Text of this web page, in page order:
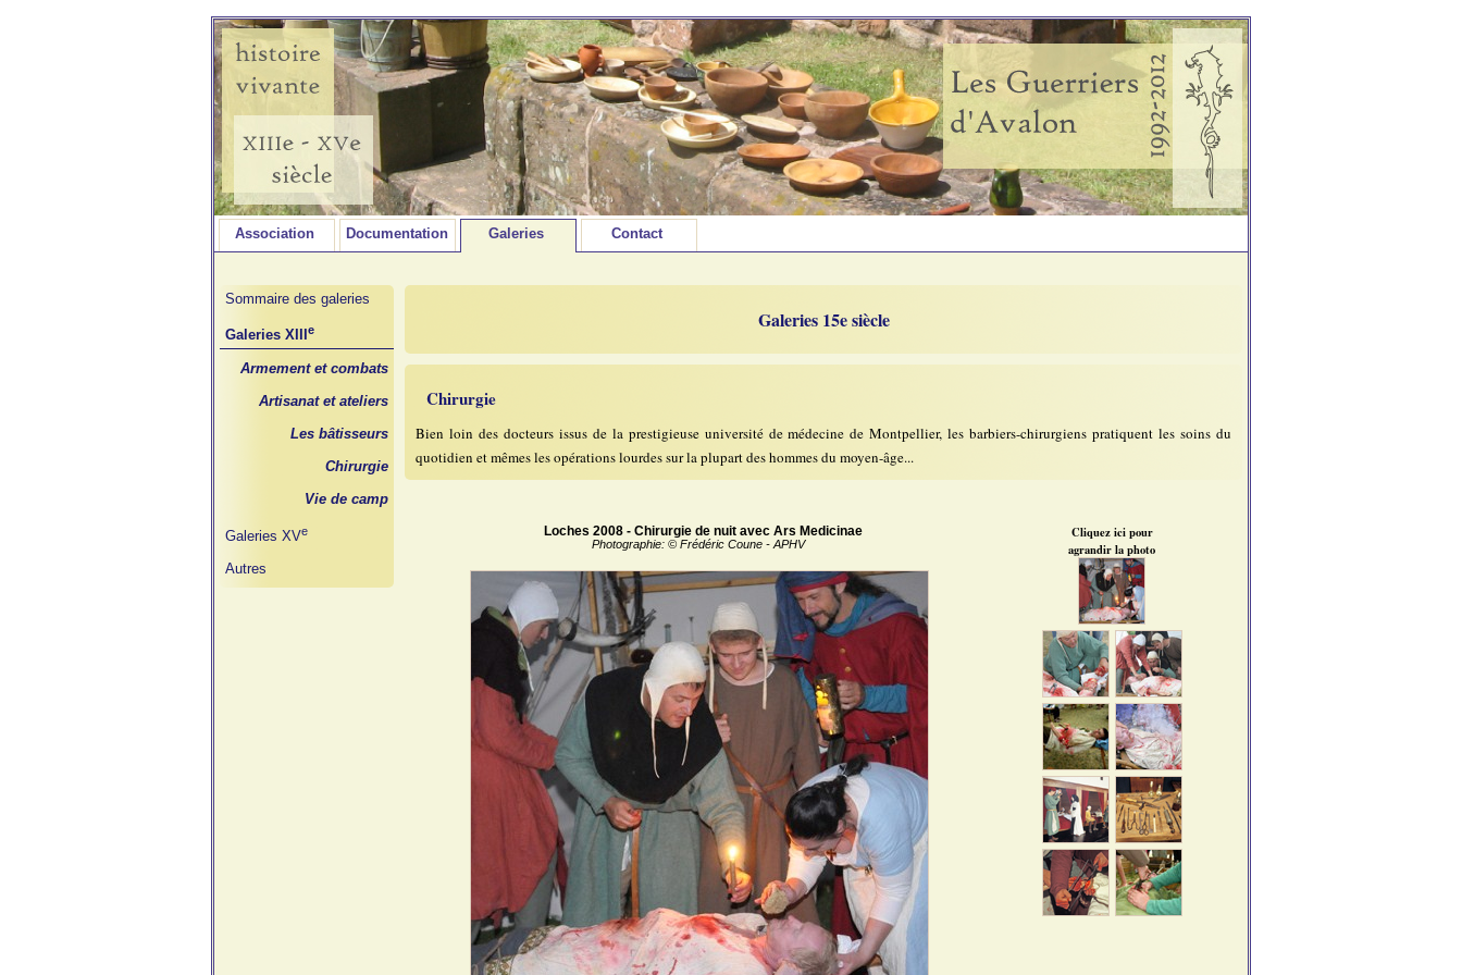
Association Documentation Galeries Contact
Sommaire des galeries
Galeries XIII e
Armement et combats
Artisanat et ateliers
Les bâtisseurs
Chirurgie
Vie de camp
Galeries XVe
Autres
Galeries 15e siècle
Chirurgie
Bien loin des docteurs issus de la prestigieuse université de médecine de Montpellier, les barbiers-chirurgiens pratiquent les soins du
quotidien et mêmes les opérations lourdes sur la plupart des hommes du moyen-âge...
Loches 2008 - Chirurgie de nuit avec Ars Medicinae
Photographie: © Frédéric Coune - APHV
Cliquez ici pour
agrandir la photo